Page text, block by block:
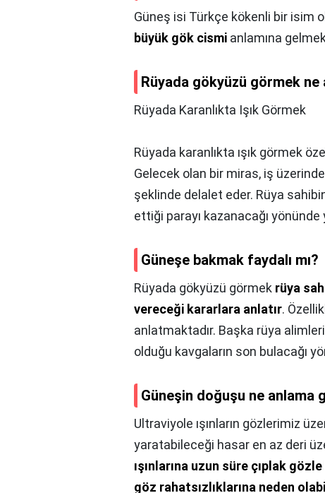
Güneş isi Türkçe kökenli bir isim
büyük gök cismi anlamına
Rüyada gökyüzü görmek ne
Rüyada Karanlıkta Işık Görmek
Rüyada karanlıkta ışık görmek
Gelecek olan bir miras, iş
şeklinde delalet eder. Rüya
ettiği parayı kazanacağı yönünde
Güneşe bakmak faydalı mı?
Rüyada gökyüzü görmek rüya
vereceği kararlara anlatır.
anlatmaktadır. Başka rüya
olduğu kavgaların son bulacağı
Güneşin doğuşu ne anlama
Ultraviyole ışınların gözlerimiz
yaratabileceği hasar en az deri
ışınlarına uzun süre çıplak
göz rahatsızlıklarına neden